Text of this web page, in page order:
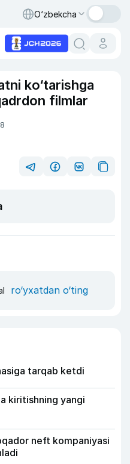
O‘zbekcha
ko‘tarishga
filmlar
ro‘yxatdan o‘ting
tarqab ketdi
kiritishning yangi
neft kompaniyasi